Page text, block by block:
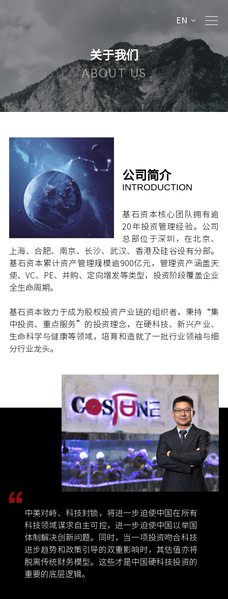
EN
关于我们
ABOUT US
公司简介
INTRODUCTION
基石资本核心团队拥有逾
20年投资管理经验。公司
总部位于深圳，在北京、
上海、合肥、南京、长沙、武汉、香港及硅谷设有分部。
基石资本累计资产管理规模逾900亿元，管理资产涵盖天
使、VC、PE、并购、定向增发等类型，投资阶段覆盖企业
全生命周期。
基石资本致力于成为股权投资产业链的组织者，秉持“集
中投资、重点服务”的投资理念，在硬科技、新兴产业、
生命科学与健康等领域，培育和造就了一批行业领袖与细
分行业龙头。
中美对峙、科技封锁，将进一步迫使中国在所有
科技领域谋求自主可控，进一步迫使中国以举国
体制解决创新问题。同时，当一项投资吻合科技
进步趋势和政策引导的双重影响时，其估值亦将
脱离传统财务模型。这些才是中国硬科技投资的
重要的底层逻辑。